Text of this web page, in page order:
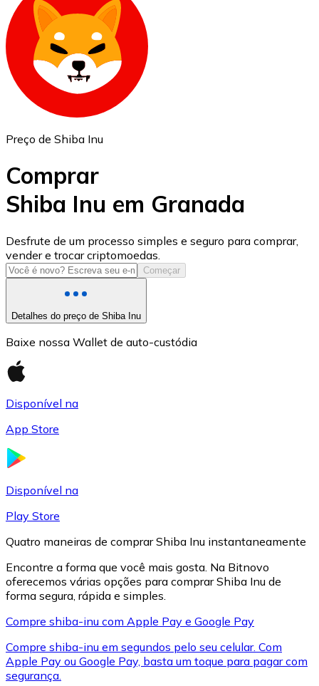
Ethereum
ETH
USD Coin
USDC
XRP
XRP
Preço de Shiba Inu
Comprar
Shiba Inu em Granada
Desfrute de um processo simples e seguro para comprar,
vender e trocar criptomoedas.
Começar
Detalhes do preço de Shiba Inu
Baixe nossa Wallet de auto-custódia
Disponível na
App Store
Disponível na
Play Store
Quatro maneiras de comprar Shiba Inu instantaneamente
Encontre a forma que você mais gosta. Na Bitnovo
oferecemos várias opções para comprar Shiba Inu de
forma segura, rápida e simples.
Compre shiba-inu com Apple Pay e Google Pay
Compre shiba-inu em segundos pelo seu celular. Com
Apple Pay ou Google Pay, basta um toque para pagar com
segurança.